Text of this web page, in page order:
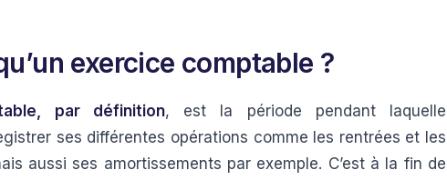
exercice comptable ?
par définition, est la période pendant laquelle
ses différentes opérations comme les rentrées et les
aussi ses amortissements par exemple. C’est à la fin de